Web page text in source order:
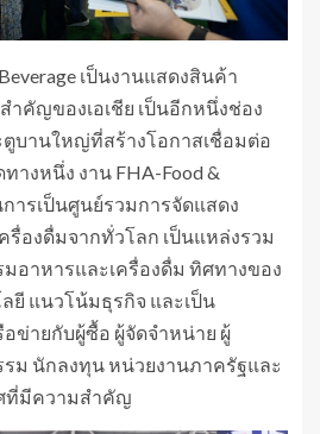
เป็นงานแสดงสินค้า
ำคัญของเอเชีย เป็นอีกหนึ่งช่อง
บานใหญ่ที่สร้างโอกาสเชื่อมต่อ
างหนึ่ง งาน FHA-Food &
การเป็นศูนย์รวมการจัดแสดง
องดื่มจากทั่วโลก เป็นแหล่งรวม
อาหารและเครื่องดื่ม ทิศทางของ
ยี แนวโน้มธุรกิจ และเป็น
อข่ายกับผู้ซื้อ ผู้จัดจำหน่าย ผู้
ม นักลงทุน หน่วยงานภาครัฐและ
ที่มีความสำคัญ